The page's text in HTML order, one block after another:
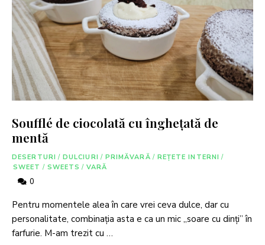
Soufflé de ciocolată cu înghețată de
mentă
DESERTURI / DULCIURI / PRIMĂVARĂ / REȚETE INTERNI /
SWEET / SWEETS / VARĂ
0
Pentru momentele alea în care vrei ceva dulce, dar cu
personalitate, combinația asta e ca un mic „soare cu dinți” în
farfurie. M-am trezit cu …